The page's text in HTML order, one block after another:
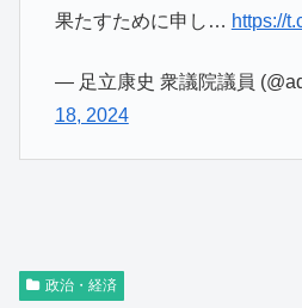
果たすために申し… https://
— 足立康史 衆議院議員
18, 2024
政治・経済